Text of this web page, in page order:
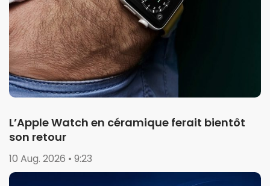
L’Apple Watch en céramique ferait bientôt
son retour
10 Aug. 2026 • 9:23